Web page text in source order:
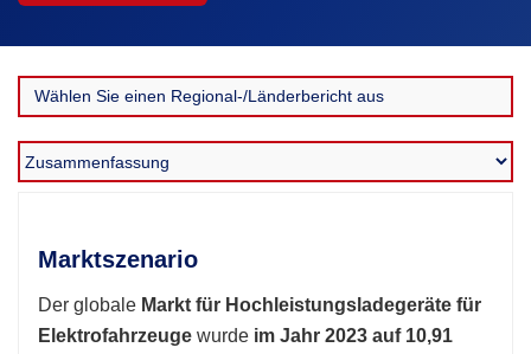
Marktszenario
Der globale Markt für Hochleistungsladegeräte für
Elektrofahrzeuge wurde im Jahr 2023 auf 10,91